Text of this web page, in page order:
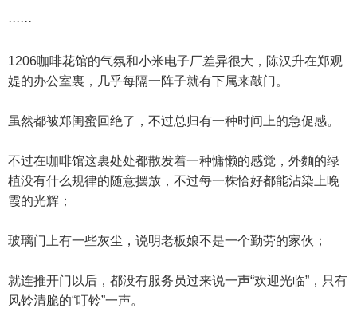
······
1206咖啡花馆的气氛和小米电子厂差异很大，陈汉升在郑观
媞的办公室裏，几乎每隔一阵子就有下属来敲门。
虽然都被郑闺蜜回绝了，不过总归有一种时间上的急促感。
不过在咖啡馆这裏处处都散发着一种慵懒的感觉，外麵的绿
植没有什么规律的随意摆放，不过每一株恰好都能沾染上晚
霞的光辉；
玻璃门上有一些灰尘，说明老板娘不是一个勤劳的家伙；
就连推开门以后，都没有服务员过来说一声“欢迎光临”，只有
风铃清脆的“叮铃”一声。